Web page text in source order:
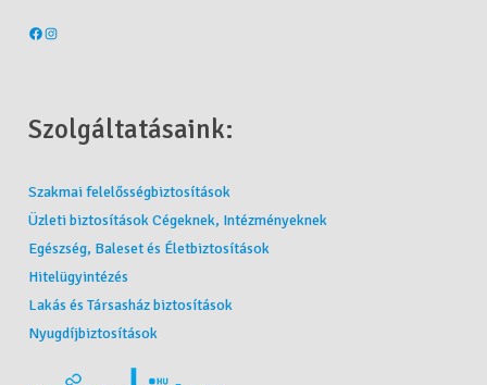
Szolgáltatásaink:
Szakmai felelősségbiztosítások
Üzleti biztosítások Cégeknek, Intézményeknek
Egészség, Baleset és Életbiztosítások
Hitelügyintézés
Lakás és Társasház biztosítások
Nyugdíjbiztosítások